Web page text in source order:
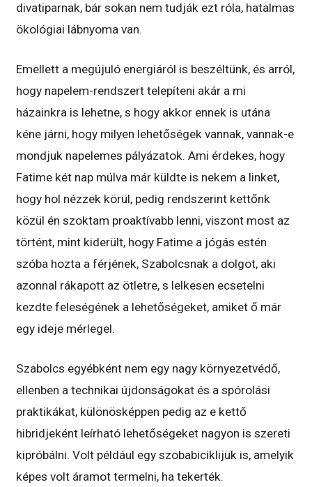
divatiparnak, bár sokan nem tudják ezt róla, hatalmas
ökológiai lábnyoma van.
Emellett a megújuló energiáról is beszéltünk, és arról,
hogy napelem-rendszert telepíteni akár a mi
házainkra is lehetne, s hogy akkor ennek is utána
kéne járni, hogy milyen lehetőségek vannak, vannak-e
mondjuk napelemes pályázatok. Ami érdekes, hogy
Fatime két nap múlva már küldte is nekem a linket,
hogy hol nézzek körül, pedig rendszerint kettőnk
közül én szoktam proaktívabb lenni, viszont most az
történt, mint kiderült, hogy Fatime a jógás estén
szóba hozta a férjének, Szabolcsnak a dolgot, aki
azonnal rákapott az ötletre, s lelkesen ecsetelni
kezdte feleségének a lehetőségeket, amiket ő már
egy ideje mérlegel.
Szabolcs egyébként nem egy nagy környezetvédő,
ellenben a technikai újdonságokat és a spórolási
praktikákat, különösképpen pedig az e kettő
hibridjeként leírható lehetőségeket nagyon is szereti
kipróbálni. Volt például egy szobabiciklijük is, amelyik
képes volt áramot termelni, ha tekerték.